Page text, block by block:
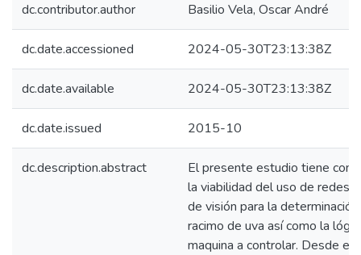
dc.contributor.author Basilio Vela, Oscar André
dc.date.accessioned 2024-05-30T23:13:38Z
dc.date.available 2024-05-30T23:13:38Z
dc.date.issued 2015-10
dc.description.abstract
El presente estudio tiene
la viabilidad del uso de redes
de visión para la
racimo de uva así como la
maquina a controlar. Desde el